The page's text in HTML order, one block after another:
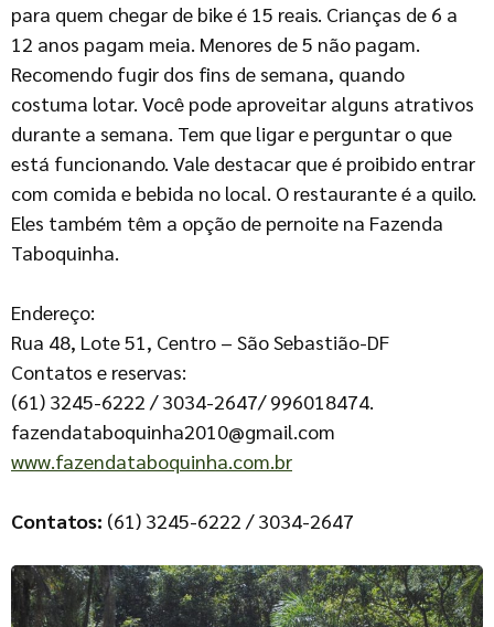
para quem chegar de bike é 15 reais. Crianças de 6 a
12 anos pagam meia. Menores de 5 não pagam.
Recomendo fugir dos fins de semana, quando
costuma lotar. Você pode aproveitar alguns atrativos
durante a semana. Tem que ligar e perguntar o que
está funcionando. Vale destacar que é proibido entrar
com comida e bebida no local. O restaurante é a quilo.
Eles também têm a opção de pernoite na Fazenda
Taboquinha.
Endereço:
Rua 48, Lote 51, Centro – São Sebastião-DF
Contatos e reservas:
(61) 3245-6222 / 3034-2647/ 996018474.
fazendataboquinha2010@gmail.com
www.fazendataboquinha.com.br
Contatos: (61) 3245-6222 / 3034-2647